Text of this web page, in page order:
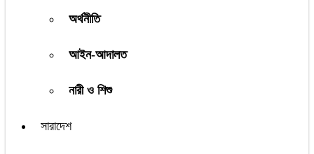
অর্থনীতি
আইন-আদালত
নারী ও শিশু
সারাদেশ